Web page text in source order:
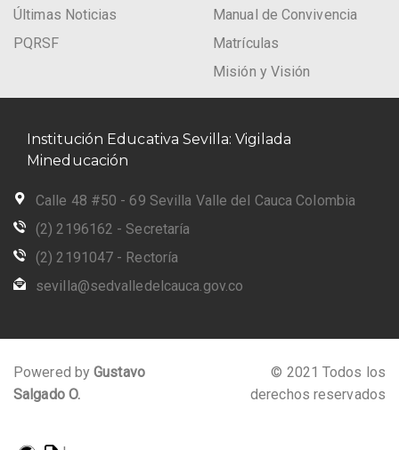
Últimas Noticias
PQRSF
Manual de Convivencia
Matrículas
Misión y Visión
Institución Educativa Sevilla: Vigilada
Mineducación
Calle 48 #50 - 69 Sevilla Valle del Cauca Colombia
(2) 2196162 - Secretaría
(2) 2191047 - Rectoría
sevilla@sedvalledelcauca.gov.co
Powered byGustavo
Salgado O.
© 2021 Todos los
derechos reservados